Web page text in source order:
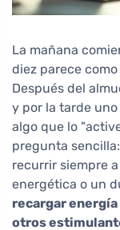
La mañana
diez parece
Después del
y por la tarde
algo que lo
pregunta sencilla:
recurrir siempre
energética o un
recargar energía
otros